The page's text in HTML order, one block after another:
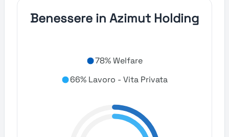
Benessere in Azimut Holding
78% Welfare
66% Lavoro - Vita Privata